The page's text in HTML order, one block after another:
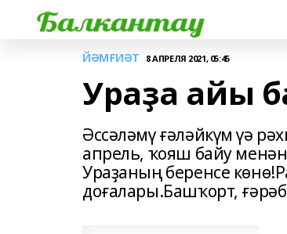
ЙӘМҒИӘТ 8 АПРЕЛЯ 2021, 05:45
Ураҙа айы
Әссәләмү ғәләйкүм үә
апрель, ҡояш байу
Ураҙаның беренсе
доғалары.Башҡорт,